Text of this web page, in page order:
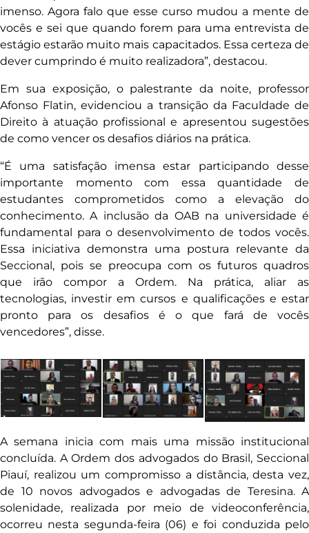
imenso. Agora falo que esse curso mudou a mente de
vocês e sei que quando forem para uma entrevista de
estágio estarão muito mais capacitados. Essa certeza de
dever cumprindo é muito realizadora”, destacou.
Em sua exposição, o palestrante da noite, professor
Afonso Flatin, evidenciou a transição da Faculdade de
Direito à atuação profissional e apresentou sugestões
de como vencer os desafios diários na prática.
“É uma satisfação imensa estar participando desse
importante momento com essa quantidade de
estudantes comprometidos como a elevação do
conhecimento. A inclusão da OAB na universidade é
fundamental para o desenvolvimento de todos vocês.
Essa iniciativa demonstra uma postura relevante da
Seccional, pois se preocupa com os futuros quadros
que irão compor a Ordem. Na prática, aliar as
tecnologias, investir em cursos e qualificações e estar
pronto para os desafios é o que fará de vocês
vencedores”, disse.
A semana inicia com mais uma missão institucional
concluída. A Ordem dos advogados do Brasil, Seccional
Piauí, realizou um compromisso a distância, desta vez,
de 10 novos advogados e advogadas de Teresina. A
solenidade, realizada por meio de videoconferência,
ocorreu nesta segunda-feira (06) e foi conduzida pelo